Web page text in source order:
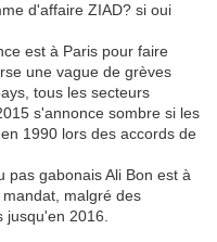
d'affaire ZIAD? si oui
est à Paris pour faire
une vague de grèves
tous les secteurs
s'annonce sombre si les
1990 lors des accords de
pas gabonais Ali Bon est à
malgré des
2016.